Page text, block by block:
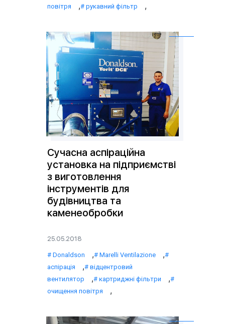
повітря
, рукавний фільтр ,
Сучасна аспіраційна
установка на підприємстві
з виготовлення
інструментів для
будівництва та
каменеобробки
25.05.2018
Donaldson , Marelli Ventilazione ,
аспірація ,
відцентровий
вентилятор
, картриджні фільтри ,
очищення повітря ,